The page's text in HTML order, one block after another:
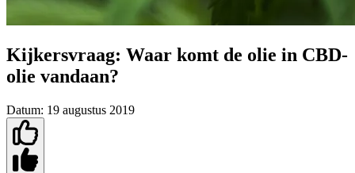
Kijkersvraag: Waar komt de olie in CBD-
olie vandaan?
Datum: 19 augustus 2019